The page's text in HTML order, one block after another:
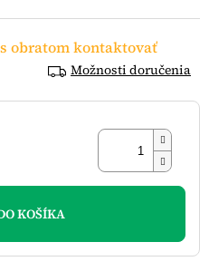
obratom kontaktovať
Možnosti doručenia
KOŠÍKA